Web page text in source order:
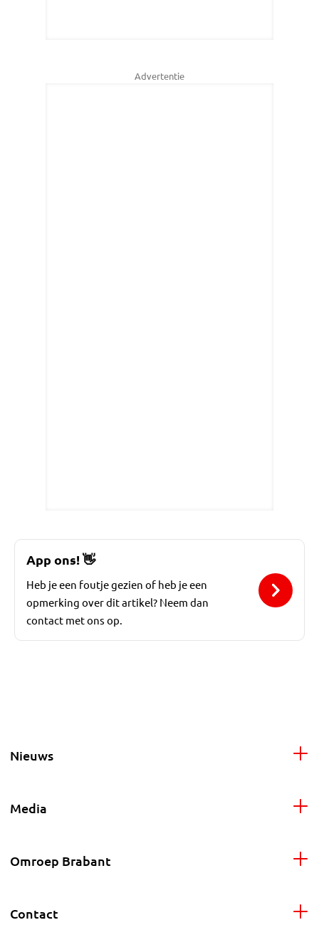
Advertentie
App ons!👋
Heb je een foutje gezien of heb je een
opmerking over dit artikel? Neem dan
contact met ons op.
Nieuws
Media
Omroep Brabant
Contact